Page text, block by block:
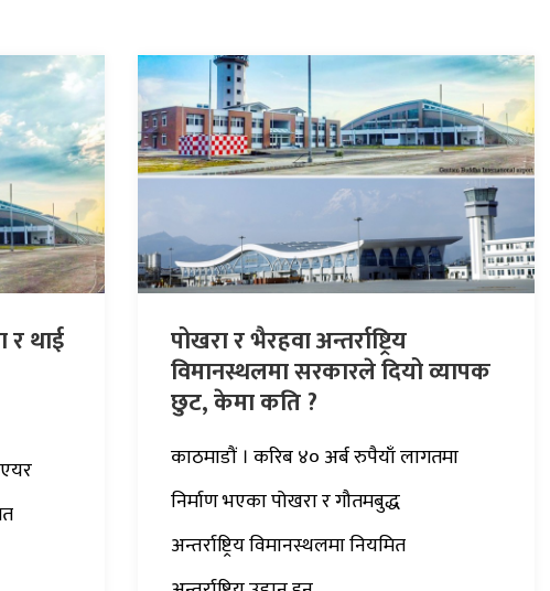
र थाई पोखरा र भैरहवा अन्तर्राष्ट्रिय
विमानस्थलमा सरकारले दियो व्यापक
छुट, केमा कति ?
काठमाडौं । करिब ४० अर्ब रुपैयाँ लागतमा
निर्माण भएका पोखरा र गौतमबुद्ध
अन्तर्राष्ट्रिय विमानस्थलमा नियमित